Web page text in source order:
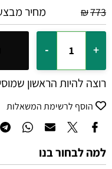
₪773 מחיר
רוצה להיות הראשון
הוסף לרשימת המשאלות
למה לבחור בנו